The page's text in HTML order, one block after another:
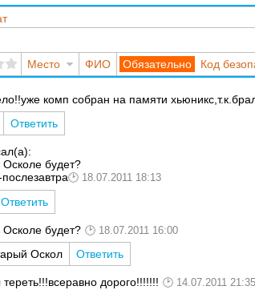
Место ФИО Код
комп собран на памяти
Ответить
Осколе будет?
18.07.2011 18:13
Ответить
Осколе будет? 18.07.2011 16:00
Оскол Ответить
дорого!!!!!!! 14.07.2011 21:35